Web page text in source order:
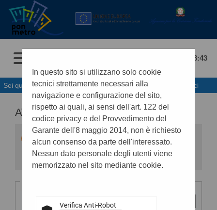
09/08/2026 08:43
Sei qui: Home» Procedure d'appalto e contratti Avvisi pubblici
In questo sito si utilizzano solo cookie
tecnici strettamente necessari alla
navigazione e configurazione del sito,
rispetto ai quali, ai sensi dell'art. 122 del
codice privacy e del Provvedimento del
Garante dell'8 maggio 2014, non è richiesto
alcun consenso da parte dell'interessato.
Nessun dato personale degli utenti viene
memorizzato nel sito mediante cookie.
Verifica Anti-Robot
AVVISI DI GARA
All'interno di questa sezione è possibile
consultare gli avvisi secondo i tempi previsti
dalla normativa dei contratti.
I dati di dettaglio delle procedure pubbliche
sono consultabili selezionando il collegamento
appaltante :